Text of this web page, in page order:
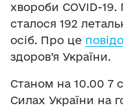
хвороби COVID-19.
сталося 192
осіб. Про це
здоров’я України.
Станом на 10.00 7
Силах України на